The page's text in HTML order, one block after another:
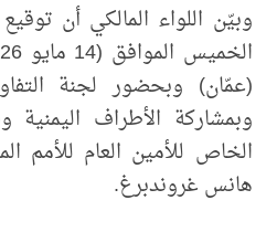
وبيّن اللواء المالكي أن
(عمّان) وبحضور لجنة
وبمشاركة الأطراف
الخاص للأمين العام للأمم
هانس غروندبرغ.